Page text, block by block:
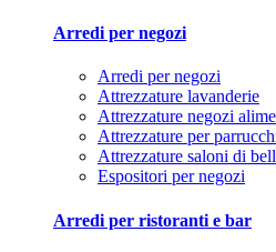
Arredi per negozi
Arredi per negozi
Attrezzature lavanderie
Attrezzature negozi
Attrezzature per
Attrezzature saloni di
Espositori per negozi
Arredi per ristoranti e bar